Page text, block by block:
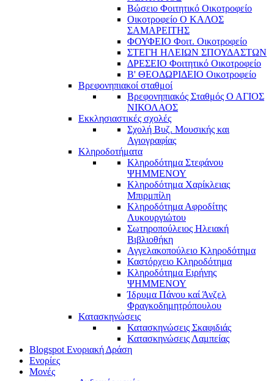
Βώσειο Φοιτητικό Οικοτροφείο
Οικοτροφείο Ο ΚΑΛΟΣ
ΣΑΜΑΡΕΙΤΗΣ
ΦΟΥΦΕΙΟ Φοιτ. Οικοτροφείο
ΣΤΕΓΗ ΗΛΕΙΩΝ ΣΠΟΥΔΑΣΤΩΝ
ΔΡΕΣΕΙΟ Φοιτητικό Οικοτροφείο
Β' ΘΕΟΔΩΡΙΔΕΙΟ Οικοτροφείο
Βρεφονηπιακοί σταθμοί
Βρεφονηπιακός Σταθμός Ο ΑΓΙΟΣ
ΝΙΚΟΛΑΟΣ
Εκκλησιαστικές σχολές
Σχολή Βυζ. Μουσικής και
Αγιογραφίας
Κληροδοτήματα
Κληροδότημα Στεφάνου
ΨΗΜΜΕΝΟΥ
Κληροδότημα Χαρίκλειας
Μπιρμπίλη
Κληροδότημα Αφροδίτης
Λυκουργιώτου
Σωτηροπούλειος Ηλειακή
Βιβλιοθήκη
Αγγελακοπούλειο Κληροδότημα
Καστόρχειο Κληροδότημα
Κληροδότημα Ειρήνης
ΨΗΜΜΕΝΟΥ
Ίδρυμα Πάνου καί Άνζελ
Φραγκοδημητρόπουλου
Κατασκηνώσεις
Κατασκηνώσεις Σκαφιδιάς
Κατασκηνώσεις Λαμπείας
Blogspot Ενοριακή Δράση
Ενορίες
Μονές